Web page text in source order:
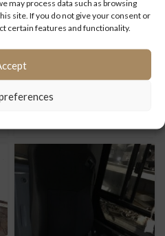
may process data such as browsing
site. If you do not give your consent or
certain features and functionality.
Webasto Speros